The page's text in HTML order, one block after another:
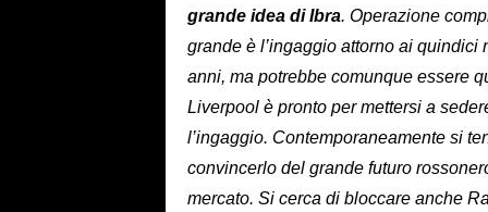
grande idea di Ibra. Operazione
grande è l’ingaggio attorno ai
anni, ma potrebbe comunque essere
Liverpool è pronto per mettersi a
l’ingaggio. Contemporaneamente si
convincerlo del grande futuro
mercato. Si cerca di bloccare anche